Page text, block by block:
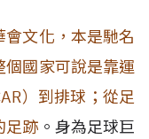
文化，本是馳名
個國家可說是靠運
）到排球；從足
足跡 。身為足球巨